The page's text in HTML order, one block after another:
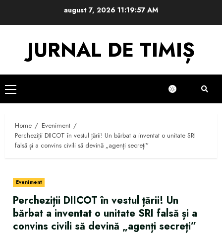
august 7, 2026 11:19:58 AM
JURNAL DE TIMIȘ
Primary
Menu
Home
Eveniment
Percheziții DIICOT în vestul țării! Un bărbat a inventat o unitate SRI
falsă și a convins civili să devină „agenți secreți”
Eveniment
Percheziții DIICOT în vestul țării! Un
bărbat a inventat o unitate SRI falsă și a
convins civili să devină „agenți secreți”